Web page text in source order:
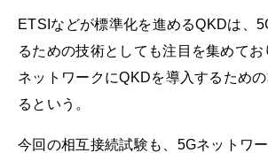
ETSIなどが標準化を進めるQKDは、
るための技術としても注目を集めて
ネットワークにQKDを導入するため
るという。
今回の相互接続試験も、5Gネットワ